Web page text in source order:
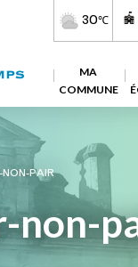
30℃
MA
COMMUNE
PAIR
non-